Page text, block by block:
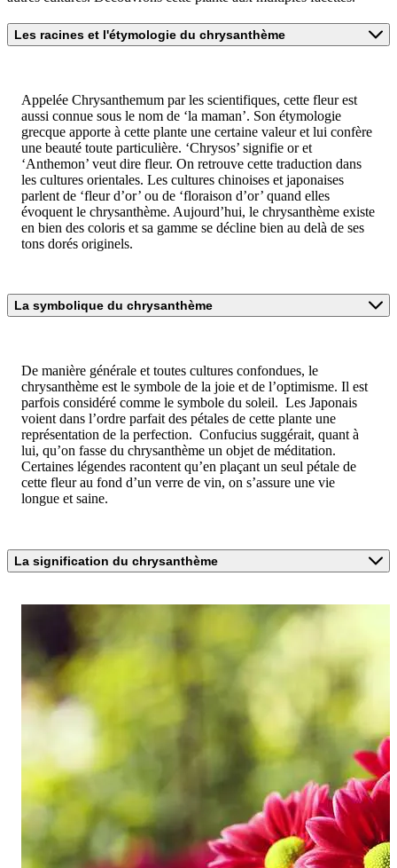
Les racines et l'étymologie du chrysanthème
Appelée Chrysanthemum par les scientifiques, cette fleur est
aussi connue sous le nom de ‘la maman’. Son étymologie
grecque apporte à cette plante une certaine valeur et lui confère
une beauté toute particulière. ‘Chrysos’ signifie or et
‘Anthemon’ veut dire fleur. On retrouve cette traduction dans
les cultures orientales. Les cultures chinoises et japonaises
parlent de ‘fleur d’or’ ou de ‘floraison d’or’ quand elles
évoquent le chrysanthème. Aujourd’hui, le chrysanthème existe
en bien des coloris et sa gamme se décline bien au delà de ses
tons dorés originels.
La symbolique du chrysanthème
De manière générale et toutes cultures confondues, le
chrysanthème est le symbole de la joie et de l’optimisme. Il est
parfois considéré comme le symbole du soleil. Les Japonais
voient dans l’ordre parfait des pétales de cette plante une
représentation de la perfection. Confucius suggérait, quant à
lui, qu’on fasse du chrysanthème un objet de méditation.
Certaines légendes racontent qu’en plaçant un seul pétale de
cette fleur au fond d’un verre de vin, on s’assure une vie
longue et saine.
La signification du chrysanthème